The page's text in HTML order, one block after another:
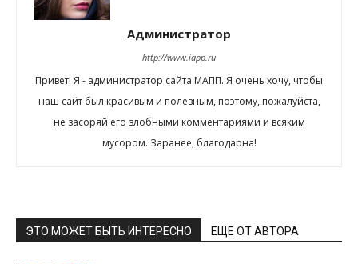
Администратор
http://www.iapp.ru
Привет! Я - администратор сайта МАПП. Я очень хочу, чтобы
наш сайт был красивым и полезным, поэтому, пожалуйста,
не засоряй его злобными комментариями и всяким
мусором. Заранее, благодарна!
ЭТО МОЖЕТ БЫТЬ ИНТЕРЕСНО ЕЩЕ ОТ АВТОРА